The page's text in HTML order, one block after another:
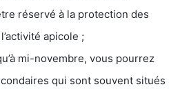
réservé à la protection des
apicole ;
mi-novembre, vous pourrez
qui sont souvent situés